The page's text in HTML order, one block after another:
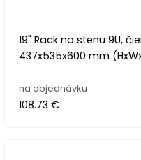
19" Rack na stenu 9U,
437x535x600 mm
na objednávku
108.73 €